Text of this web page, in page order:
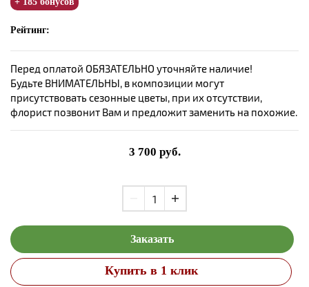
Рейтинг:
Перед оплатой ОБЯЗАТЕЛЬНО уточняйте наличие!
Будьте ВНИМАТЕЛЬНЫ, в композиции могут
присутствовать сезонные цветы, при их отсутствии,
флорист позвонит Вам и предложит заменить на похожие.
3 700 руб.
Заказать
Купить в 1 клик